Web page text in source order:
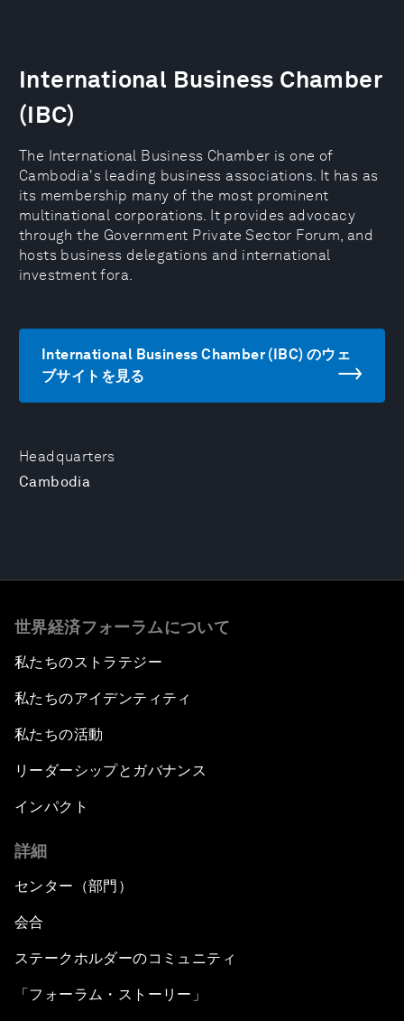
Headquarters
Cambodia
International Business Chamber
(IBC)
The International Business Chamber is one of
Cambodia's leading business associations. It has as
its membership many of the most prominent
multinational corporations. It provides advocacy
through the Government Private Sector Forum, and
hosts business delegations and international
investment fora.
International Business Chamber (IBC) のウェ
ブサイトを見る
世界経済フォーラムについて
私たちのストラテジー
私たちのアイデンティティ
私たちの活動
リーダーシップとガバナンス
インパクト
詳細
センター（部門）
会合
ステークホルダーのコミュニティ
「フォーラム・ストーリー」